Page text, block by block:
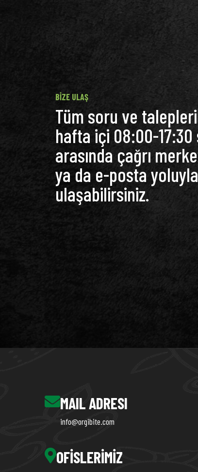
BIZE ULAŞ
Tüm soru ve
hafta içi 08:00-
arasında çağrı
ya da e-posta
ulaşabilirsiniz.
MAIL ADRESI
info@orgibite.com
OFISLERIMIZ